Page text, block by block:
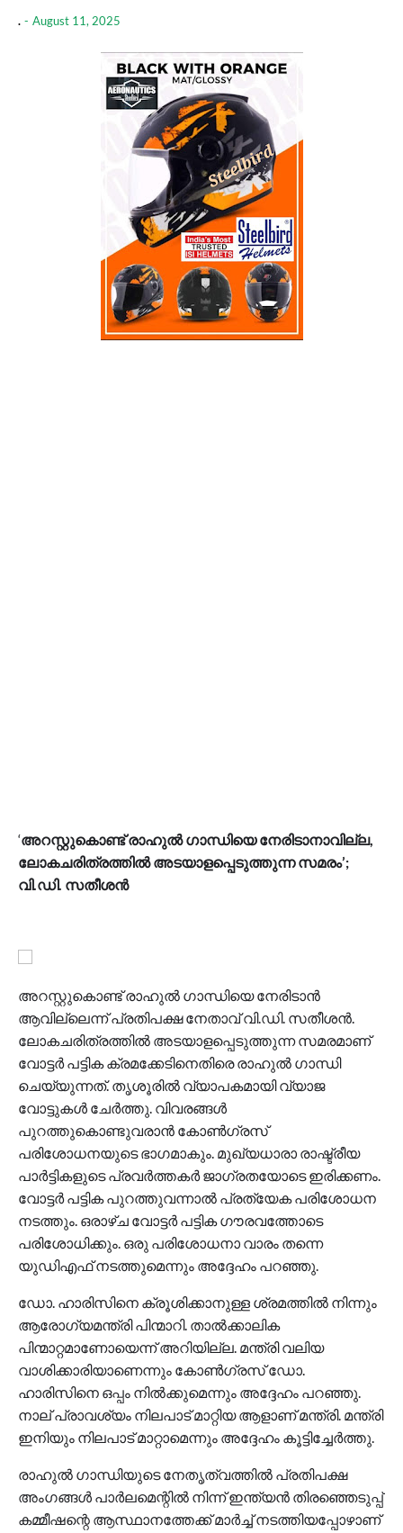
. - August 11, 2025
‘അറസ്റ്റുകൊണ്ട് രാഹുൽ ഗാന്ധിയെ നേരിടാനാവില്ല,
ലോകചരിത്രത്തിൽ അടയാളപ്പെടുത്തുന്ന സമരം’;
വി.ഡി. സതീശൻ
അറസ്റ്റുകൊണ്ട് രാഹുൽ ഗാന്ധിയെ നേരിടാൻ
ആവില്ലെന്ന് പ്രതിപക്ഷ നേതാവ് വി.ഡി. സതീശൻ.
ലോകചരിത്രത്തിൽ അടയാളപ്പെടുത്തുന്ന സമരമാണ്
വോട്ടർ പട്ടിക ക്രമക്കേടിനെതിരെ രാഹുൽ ഗാന്ധി
ചെയ്യുന്നത്. തൃശൂരിൽ വ്യാപകമായി വ്യാജ
വോട്ടുകൾ ചേർത്തു. വിവരങ്ങൾ
പുറത്തുകൊണ്ടുവരാൻ കോൺഗ്രസ്
പരിശോധനയുടെ ഭാഗമാകും. മുഖ്യധാരാ രാഷ്ട്രീയ
പാർട്ടികളുടെ പ്രവർത്തകർ ജാഗ്രതയോടെ ഇരിക്കണം.
വോട്ടർ പട്ടിക പുറത്തുവന്നാൽ പ്രത്യേക പരിശോധന
നടത്തും. ഒരാഴ്ച വോട്ടർ പട്ടിക ഗൗരവത്തോടെ
പരിശോധിക്കും. ഒരു പരിശോധനാ വാരം തന്നെ
യുഡിഎഫ് നടത്തുമെന്നും അദ്ദേഹം പറഞ്ഞു.
ഡോ. ഹാരിസിനെ ക്രൂശിക്കാനുള്ള ശ്രമത്തിൽ നിന്നും
ആരോഗ്യമന്ത്രി പിന്മാറി. താൽക്കാലിക
പിന്മാറ്റമാണോയെന്ന് അറിയില്ല. മന്ത്രി വലിയ
വാശിക്കാരിയാണെന്നും കോൺഗ്രസ് ഡോ.
ഹാരിസിനെ ഒപ്പം നിൽക്കുമെന്നും അദ്ദേഹം പറഞ്ഞു.
നാല് പ്രാവശ്യം നിലപാട് മാറ്റിയ ആളാണ് മന്ത്രി. മന്ത്രി
ഇനിയും നിലപാട് മാറ്റാമെന്നും അദ്ദേഹം കൂട്ടിച്ചേർത്തു.
രാഹുൽ ഗാന്ധിയുടെ നേതൃത്വത്തിൽ പ്രതിപക്ഷ
അംഗങ്ങൾ പാർലമെന്റിൽ നിന്ന് ഇന്ത്യൻ തിരഞ്ഞെടുപ്പ്
കമ്മീഷന്റെ ആസ്ഥാനത്തേക്ക് മാർച്ച് നടത്തിയപ്പോഴാണ്